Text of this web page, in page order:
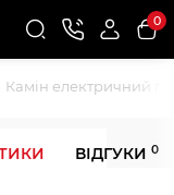
0
Камін електричний
ВІДГУКИ 0